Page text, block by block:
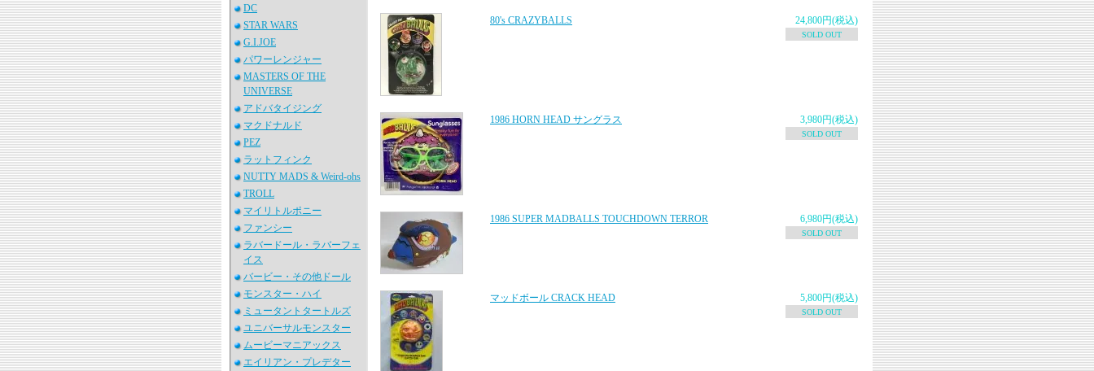
DC
STAR WARS
G.I.JOE
パワーレンジャー
MASTERS OF THE
UNIVERSE
アドバタイジング
マクドナルド
PEZ
ラットフィンク
NUTTY MADS & Weird-ohs
TROLL
マイリトルポニー
ファンシー
ラバードール・ラバーフェ
イス
バービー・その他ドール
モンスター・ハイ
ミュータントタートルズ
ユニバーサルモンスター
ムービーマニアックス
エイリアン・プレデター
24,800円(税込)
SOLD OUT
80's CRAZYBALLS
3,980円(税込)
SOLD OUT
1986 HORN HEAD サングラス
6,980円(税込)
SOLD OUT
1986 SUPER MADBALLS TOUCHDOWN TERROR
5,800円(税込)
SOLD OUT
マッドボール CRACK HEAD